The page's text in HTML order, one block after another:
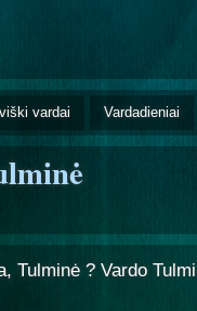
vardai Vardadieniai
Tulminė ? Vardo